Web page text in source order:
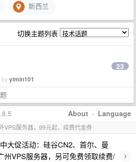
新西兰
切换主题列表
byyimin101
23
About · Language
VPS服务器，99元起，续费代金券
大促活动：硅谷CN2、首尔、曼
州VPS服务器，另可免费领取续费/
›